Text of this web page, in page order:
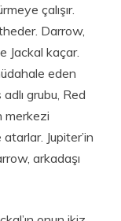
çalışır.
Darrow,
Jackal kaçar.
eden
grubu, Red
merkezi
Jupiter’in
arkadaşı